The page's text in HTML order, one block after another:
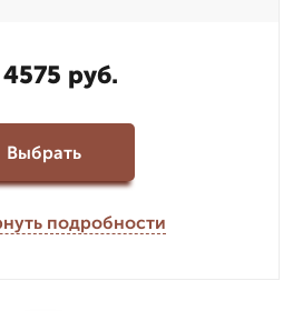
руб.
Выбрать
подробности